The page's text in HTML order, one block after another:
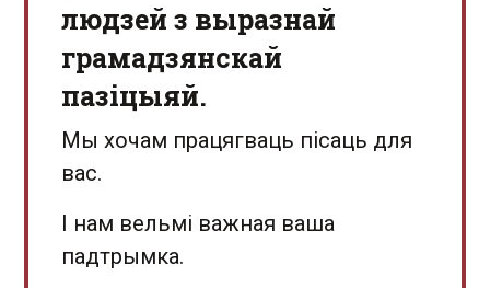
людзей з выразнай
грамадзянскай
пазіцыяй.
Мы хочам працягваць пісаць для
вас.
І нам вельмі важная ваша
падтрымка.